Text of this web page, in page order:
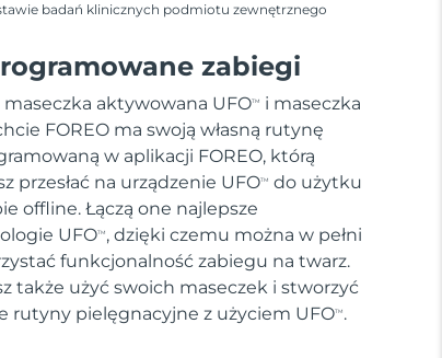
badań klinicznych podmiotu zewnętrznego
zabiegi
maseczka aktywowana UFOTM
i maseczka
FOREO ma swoją własną rutynę
w aplikacji FOREO, którą
przesłać na urządzenie UFOTM
do użytku
offline. Łączą one najlepsze
UFOTM , dzięki czemu można w pełni
funkcjonalność zabiegu na twarz.
także użyć swoich maseczek i stworzyć
rutyny pielęgnacyjne z użyciem UFOTM .